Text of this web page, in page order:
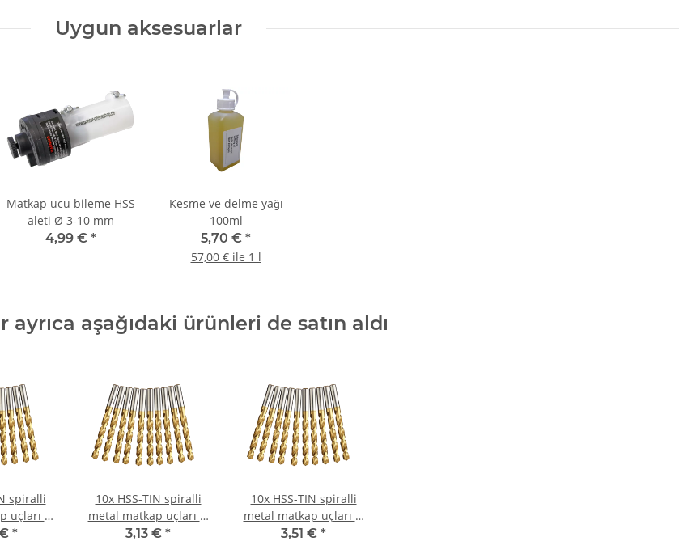
Uygun aksesuarlar
Matkap ucu bileme HSS
aleti Ø 3-10 mm
4,99 € *
Kesme ve delme yağı
100ml
5,70 € *
57,00 € ile 1 l
ayrıca aşağıdaki ürünleri de satın aldı
spiralli
uçları Ø
*
10x HSS-TIN spiralli
metal matkap uçları Ø
3,6 mm
3,13 € *
10x HSS-TIN spiralli
metal matkap uçları Ø
4,5 mm
3,51 € *